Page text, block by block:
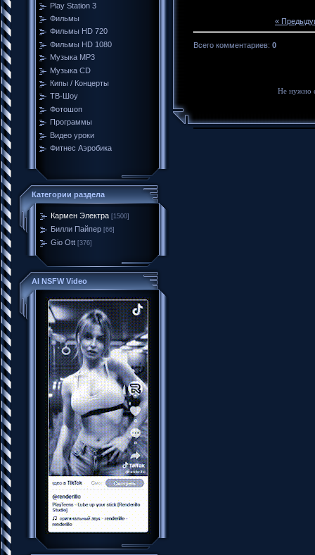
Play Station 3
Фильмы
Фильмы HD 720
Фильмы HD 1080
Музыка MP3
Музыка CD
Кипы / Концерты
ТВ-Шоу
Фотошоп
Программы
Видео уроки
Фитнес Аэробика
Категории раздела
Кармен Электра [1500]
Билли Пайпер [66]
Gio Ott [376]
AI NSFW Video
«
Всего комментариев: 0
Не нужно